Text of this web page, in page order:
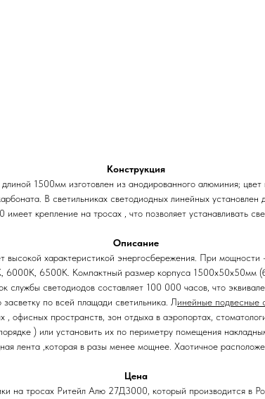
Конструкция
1500мм изготовлен из анодированного алюминия;
В светильниках светодиодных линейных
крепление на тросах , что позволяет устанавливать
Описание
характеристикой энергосбережения. При
6500К. Компактный размер корпуса 1500х50х50мм
светодиодов составляет 100 000 часов, что
по всей плащади светильника. Линейные подвесные
офисных пространств, зон отдыха в аэропортах,
) или установить их по периметру помещения
лента ,которая в разы менее мощнее. Хаотичное
Цена
на тросах Ритейл Алю 27Д3000, который производится в